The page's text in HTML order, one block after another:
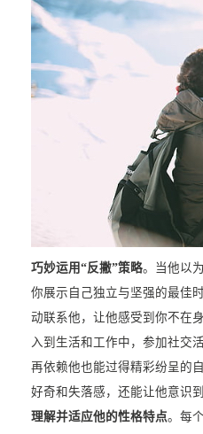
巧妙运用“反撇”策略。当他以
你展示自己独立与坚强的最佳
动联系他，让他感受到你不在
入到生活和工作中，参加社交
再依赖他也能过得精彩纷呈的
好奇和失落感，还能让他意识
理解并适应他的性格特点。每